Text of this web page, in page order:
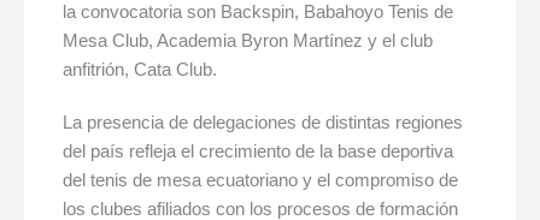
la convocatoria son Backspin, Babahoyo Tenis de
Mesa Club, Academia Byron Martínez y el club
anfitrión, Cata Club.
La presencia de delegaciones de distintas regiones
del país refleja el crecimiento de la base deportiva
del tenis de mesa ecuatoriano y el compromiso de
los clubes afiliados con los procesos de formación